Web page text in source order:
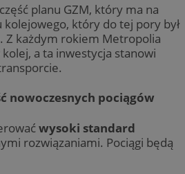
planu GZM, który ma na
który do tej pory był
Z każdym rokiem Metropolia
a ta inwestycja stanowi
nowoczesnych pociągów
wysoki standard
rozwiązaniami. Pociągi będą